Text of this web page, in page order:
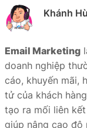
Khánh
Email Marketing
doanh nghiệp
cáo, khuyến mãi,
tử của khách
tạo ra mối liên
giúp nâng cao độ